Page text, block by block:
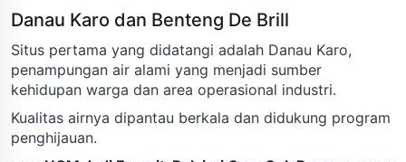
Danau Karo dan Benteng De Brill
Situs pertama yang didatangi adalah Danau Karo,
penampungan air alami yang menjadi sumber
kehidupan warga dan area operasional industri.
Kualitas airnya dipantau berkala dan didukung program
penghijauan.